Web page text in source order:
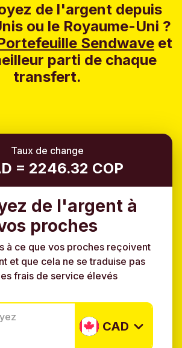
de l'argent depuis
ou le Royaume-Uni ?
Sendwave et
parti de chaque
transfert.
Taux de change
= 2246.32 COP
de l'argent à
proches
à ce que vos proches reçoivent
et que cela ne se traduise pas
frais de service élevés
CAD